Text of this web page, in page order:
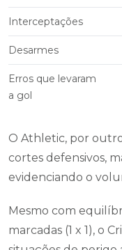
Interceptações
Desarmes
Erros que levaram
a gol
O Athletic, por
cortes defensivos,
evidenciando o
Mesmo com
marcadas (1 x 1), o